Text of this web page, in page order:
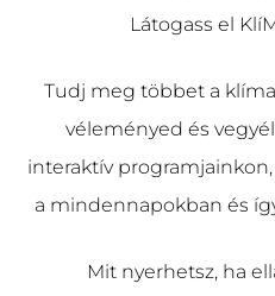
Látogass el
Tudj meg többet a
véleményed és
interaktív
a mindennapokban és
Mit nyerhetsz, ha